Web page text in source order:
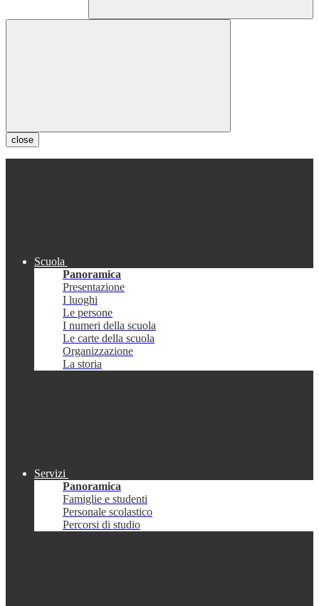
close
Scuola
Panoramica
Presentazione
I luoghi
Le persone
I numeri della scuola
Le carte della scuola
Organizzazione
La storia
Servizi
Panoramica
Famiglie e studenti
Personale scolastico
Percorsi di studio